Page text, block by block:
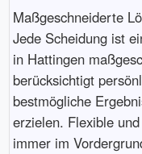
Maßgeschneiderte
Jede Scheidung ist
in Hattingen
berücksichtigt
bestmögliche
erzielen. Flexible
immer im